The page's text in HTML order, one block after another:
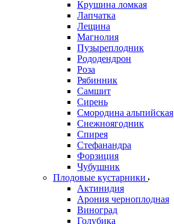
Крушина ломкая
Лапчатка
Лещина
Магнолия
Пузыреплодник
Рододендрон
Роза
Рябинник
Самшит
Сирень
Смородина альпийская
Снежноягодник
Спирея
Стефанандра
Форзиция
Чубушник
Плодовые кустарники
Актинидия
Арония черноплодная
Виноград
Голубика